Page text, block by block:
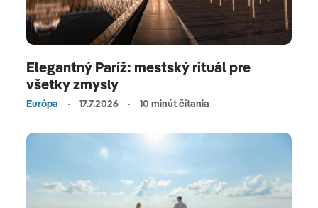
Elegantný Paríž: mestský rituál pre
všetky zmysly
Európa 17.7.2026 10 minút čítania